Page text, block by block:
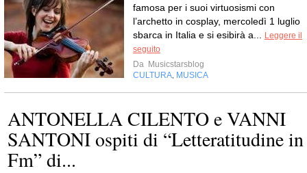
famosa per i suoi virtuosismi con
l’archetto in cosplay, mercoledì 1 luglio
sbarca in Italia e si esibirà a...
Leggere il
seguito
Da Musicstarsblog
CULTURA MUSICA
ANTONELLA CILENTO e VANNI
SANTONI ospiti di “Letteratitudine in
Fm” di...